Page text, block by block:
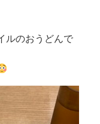
ルのおうどんで